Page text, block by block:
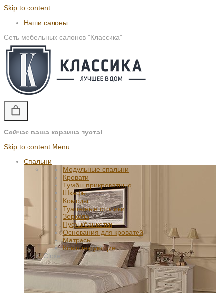
Skip to content
Наши салоны
Сеть мебельных салонов "Классика"
Сейчас ваша корзина пуста!
Skip to content Menu
Спальни
Модульные спальни
Кровати
Тумбы прикроватные
Шкафы
Комоды
Туалетные столики
Зеркала
Пуфы/банкетки
Основания для кроватей
Матрасы
Комплектующие
Close